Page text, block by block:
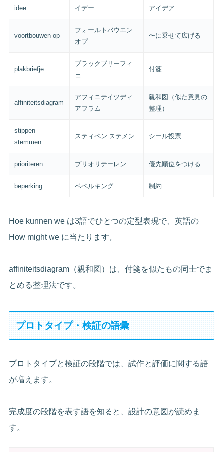
idee イデー アイデア
voortbouwen op
フォールトバウエン
オプ
〜に乗せて広げる
plakbriefje
プラックブリーフィ
ェ
付箋
affiniteitsdiagram
アフィニテイツディ
アフラム
親和図（似た意見の
整理）
stippen
stemmen
スティペン ステメン シール投票
prioriteren プリオリテーレン 優先順位をつける
beperking ベペルキング 制約
Hoe kunnen we は3語でひとつの定型表現で、英語の
How might we に当たります。
affiniteitsdiagram（親和図）は、付箋を似たもの同士でま
とめる整理法です。
プロトタイプ・検証の語彙
プロトタイプと検証の段階では、試作と評価に関する語
が増えます。
完成度の段階を表す語を知ると、設計の意図が読めま
す。